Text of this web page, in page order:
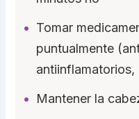
Tomar
puntualmente
antiinflamatorios,
Mantener la